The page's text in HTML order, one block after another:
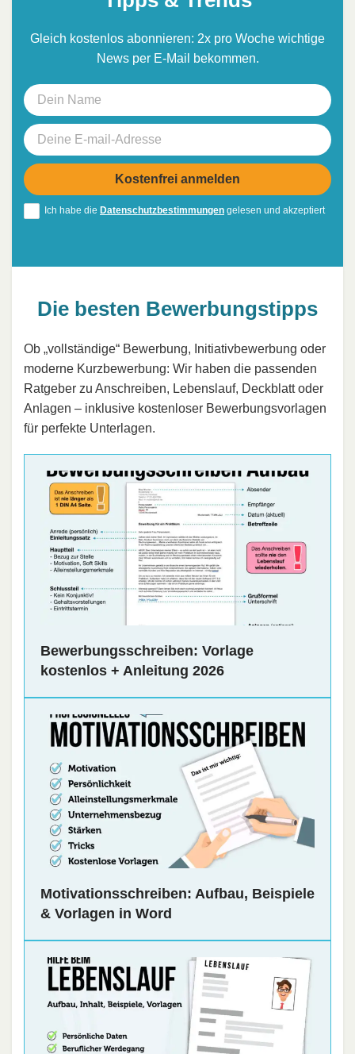
Gleich kostenlos abonnieren: 2x pro Woche wichtige
News per E-Mail bekommen.
Ich habe die Datenschutzbestimmungen gelesen und akzeptiert
Die besten Bewerbungstipps
Ob „vollständige“ Bewerbung, Initiativbewerbung oder
moderne Kurzbewerbung: Wir haben die passenden
Ratgeber zu Anschreiben, Lebenslauf, Deckblatt oder
Anlagen – inklusive kostenloser Bewerbungsvorlagen
für perfekte Unterlagen.
Bewerbungsschreiben: Vorlage
kostenlos + Anleitung 2026
Motivationsschreiben: Aufbau, Beispiele
& Vorlagen in Word